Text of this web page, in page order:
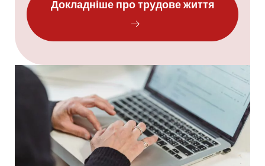
Докладніше про трудове життя